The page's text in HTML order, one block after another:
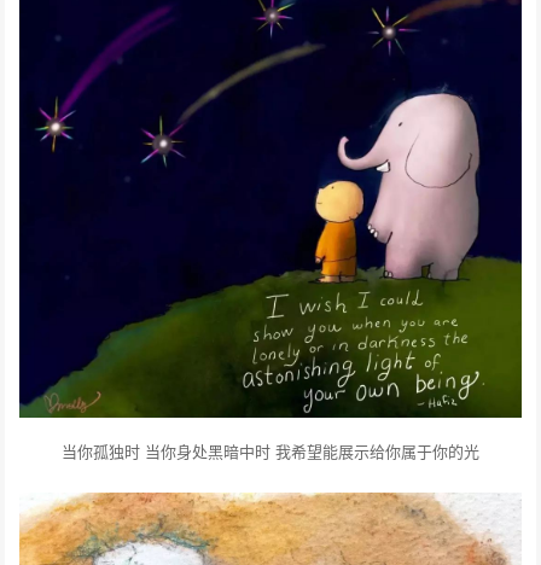
当你孤独时 当你身处黑暗中时 我希望能展示给你属于你的光